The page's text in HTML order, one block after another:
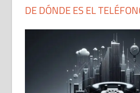
DE DÓNDE ES EL